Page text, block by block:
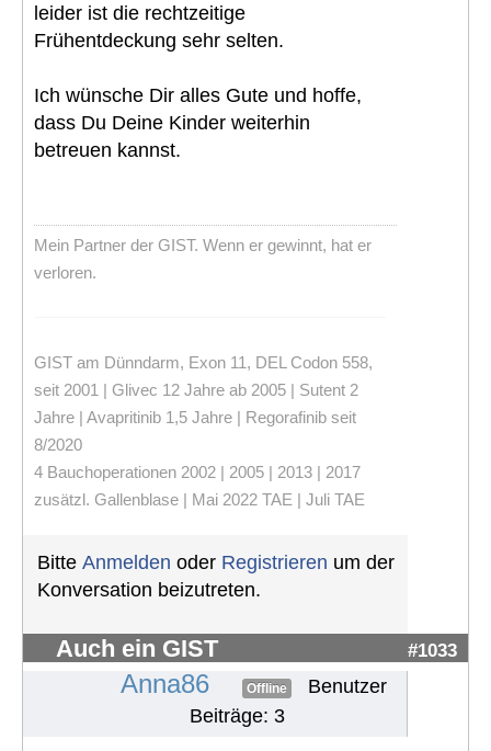
leider ist die rechtzeitige
Frühentdeckung sehr selten.
Ich wünsche Dir alles Gute und hoffe,
dass Du Deine Kinder weiterhin
betreuen kannst.
Mein Partner der GIST. Wenn er gewinnt, hat er
verloren.
GIST am Dünndarm, Exon 11, DEL Codon 558,
seit 2001 | Glivec 12 Jahre ab 2005 | Sutent 2
Jahre | Avapritinib 1,5 Jahre | Regorafinib seit
8/2020
4 Bauchoperationen 2002 | 2005 | 2013 | 2017
zusätzl. Gallenblase | Mai 2022 TAE | Juli TAE
Bitte Anmelden oder Registrieren um der
Konversation beizutreten.
Auch ein GIST #1033
Anna86 Offline
Benutzer
Beiträge: 3